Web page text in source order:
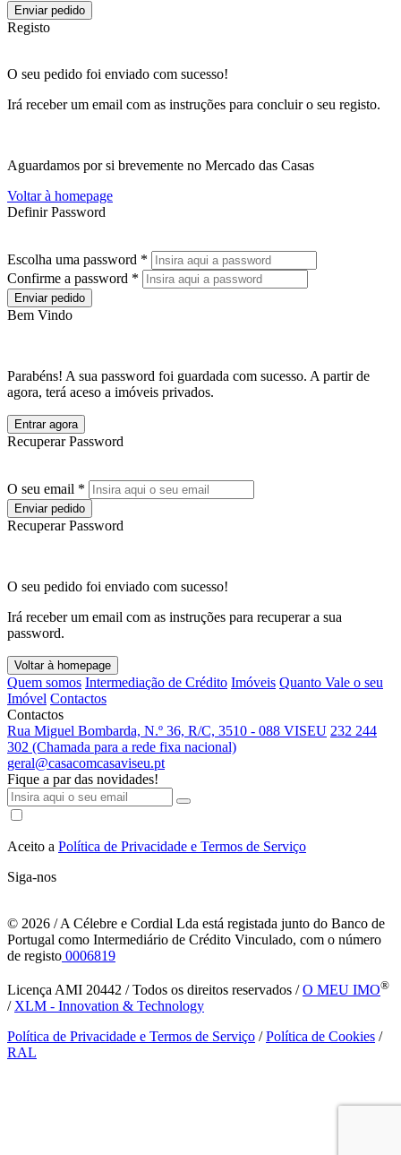
Enviar pedido
Registo
O seu pedido foi enviado com sucesso!
Irá receber um email com as instruções para concluir o seu registo.
Aguardamos por si brevemente no Mercado das Casas
Voltar à homepage
Definir Password
Escolha uma password *
Confirme a password *
Enviar pedido
Bem Vindo
Parabéns! A sua password foi guardada com sucesso. A partir de
agora, terá aceso a imóveis privados.
Entrar agora
Recuperar Password
O seu email *
Enviar pedido
Recuperar Password
O seu pedido foi enviado com sucesso!
Irá receber um email com as instruções para recuperar a sua
password.
Voltar à homepage
Quem somos Intermediação de Crédito Imóveis Quanto Vale o seu
Imóvel Contactos
Contactos
Rua Miguel Bombarda, N.º 36, R/C, 3510 - 088 VISEU 232 244
302 (Chamada para a rede fixa nacional)
geral@casacomcasaviseu.pt
Fique a par das novidades!
Aceito a Política de Privacidade e Termos de Serviço
Siga-nos
© 2026 / A Célebre e Cordial Lda está registada junto do Banco de
Portugal como Intermediário de Crédito Vinculado, com o número
de registo 0006819
Licença AMI 20442 / Todos os direitos reservados /O MEU IMO®
/ XLM - Innovation & Technology
Política de Privacidade e Termos de Serviço /Política de Cookies /
RAL